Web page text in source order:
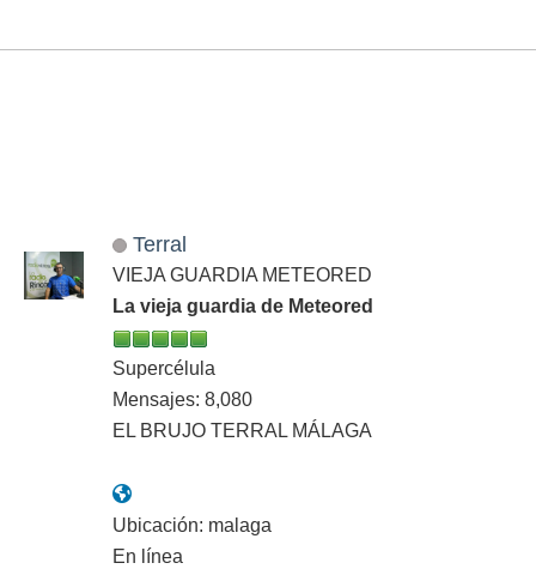
Terral
VIEJA GUARDIA METEORED
La vieja guardia de Meteored
Supercélula
Mensajes: 8,080
EL BRUJO TERRAL MÁLAGA
Ubicación: malaga
En línea